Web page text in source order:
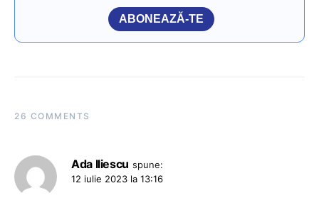
ABONEAZĂ-TE
26 COMMENTS
Ada Iliescu spune:
12 iulie 2023 la 13:16